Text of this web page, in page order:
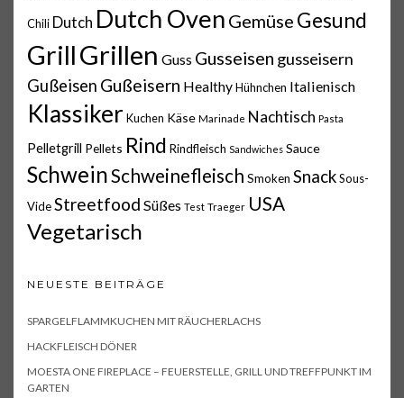
Chili Dutch Dutch Oven Gemüse Gesund
GrillGrillen Guss Gusseisen gusseisern
Gußeisen Gußeisern HealthyHühnchen Italienisch
Klassiker Kuchen Käse Marinade Nachtisch Pasta
Pelletgrill Pellets Rind Rindfleisch Sandwiches Sauce
SchweinSchweinefleisch Smoken SnackSous-
VideStreetfood Süßes Test Traeger USA
Vegetarisch
NEUESTE BEITRÄGE
SPARGELFLAMMKUCHEN MIT RÄUCHERLACHS
HACKFLEISCH DÖNER
MOESTA ONE FIREPLACE – FEUERSTELLE, GRILL UND TREFFPUNKT IM
GARTEN